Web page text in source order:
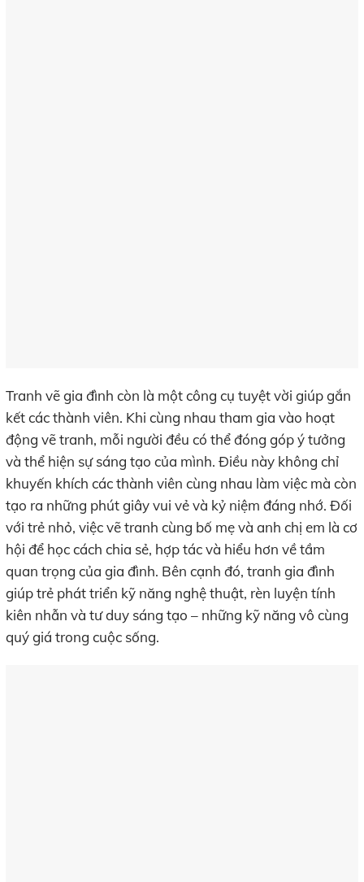
Tranh vẽ gia đình còn là một công cụ tuyệt vời giúp gắn
kết các thành viên. Khi cùng nhau tham gia vào hoạt
động vẽ tranh, mỗi người đều có thể đóng góp ý tưởng
và thể hiện sự sáng tạo của mình. Điều này không chỉ
khuyến khích các thành viên cùng nhau làm việc mà còn
tạo ra những phút giây vui vẻ và kỷ niệm đáng nhớ. Đối
với trẻ nhỏ, việc vẽ tranh cùng bố mẹ và anh chị em là cơ
hội để học cách chia sẻ, hợp tác và hiểu hơn về tầm
quan trọng của gia đình. Bên cạnh đó, tranh gia đình
giúp trẻ phát triển kỹ năng nghệ thuật, rèn luyện tính
kiên nhẫn và tư duy sáng tạo – những kỹ năng vô cùng
quý giá trong cuộc sống.